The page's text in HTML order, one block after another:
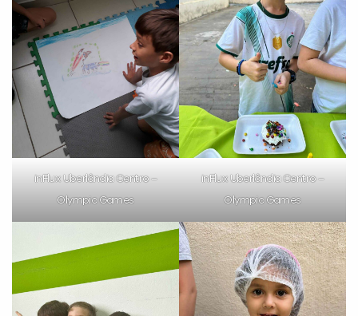
inFlux Uberlândia Centro –
Olympic Games
inFlux Uberlândia Centro –
Olympic Games
você digitou.
Preencha com seus dados abaixo e
já vamos te colocar em contato
com a: